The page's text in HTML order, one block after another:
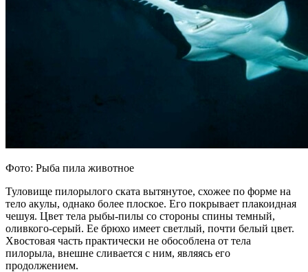
Фото: Рыба пила животное
Туловище пилорылого ската вытянутое, схожее по форме на
тело акулы, однако более плоское. Его покрывает плакоидная
чешуя. Цвет тела рыбы-пилы со стороны спины темный,
оливкого-серый. Ее брюхо имеет светлый, почти белый цвет.
Хвостовая часть практически не обособлена от тела
пилорыла, внешне сливается с ним, являясь его
продолжением.